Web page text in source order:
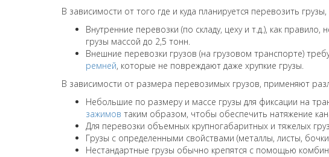
В зависимости от того где и куда планируется перевозить
Внутренние перевозки (по складу, цеху и т.д.), как
грузы массой до 2,5 тонн.
Внешние перевозки грузов (на грузовом транспорте)
ремней, которые не повреждают даже хрупкие грузы.
В зависимости от размера перевозимых грузов, применяют
Небольшие по размеру и массе грузы для фиксации на
зажимов таким образом, чтобы обеспечить натяжение
Для перевозки объемных крупногабаритных и тяжелых
Грузы с определенными свойствами (металлы, листы,
Нестандартные грузы обычно крепятся с помощью